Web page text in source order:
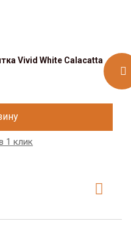
Vivid White Calacatta
1 клик